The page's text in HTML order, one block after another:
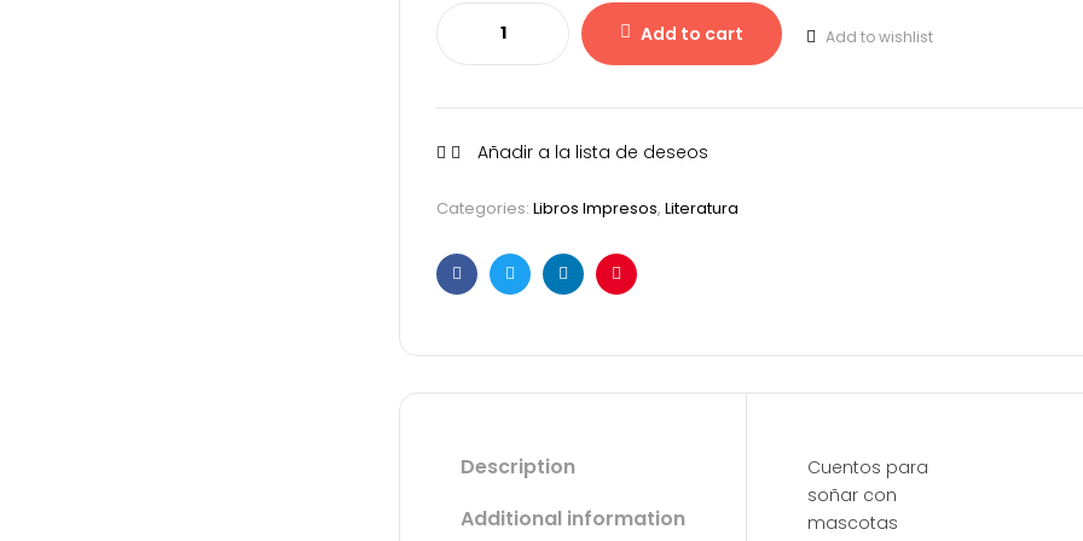
Add to cart Add to wishlist
Añadir a la lista de deseos
Categories: Libros Impresos, Literatura
FacebookTwitterLinkedinPinterest
Description
Additional information
Cuentos para
soñar con
mascotas